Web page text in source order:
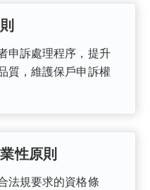
申訴處理程序，提升
質，維護保戶申訴權
性原則
法規要求的資格條